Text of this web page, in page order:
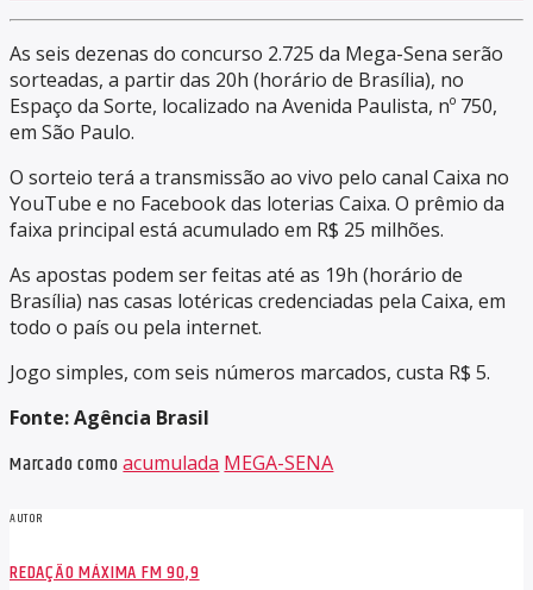
As seis dezenas do concurso 2.725 da Mega-Sena serão
sorteadas, a partir das 20h (horário de Brasília), no
Espaço da Sorte, localizado na Avenida Paulista, nº 750,
em São Paulo.
O sorteio terá a transmissão ao vivo pelo canal Caixa no
YouTube e no Facebook das loterias Caixa. O prêmio da
faixa principal está acumulado em R$ 25 milhões.
As apostas podem ser feitas até as 19h (horário de
Brasília) nas casas lotéricas credenciadas pela Caixa, em
todo o país ou pela internet.
Jogo simples, com seis números marcados, custa R$ 5.
Fonte: Agência Brasil
Marcado comoacumulada MEGA-SENA
AUTOR
REDAÇÃO MÁXIMA FM 90,9